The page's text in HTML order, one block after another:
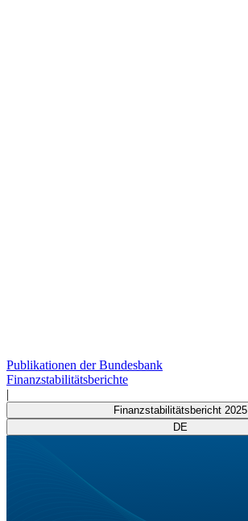
Publikationen der Bundesbank
Finanzstabilitätsberichte
|
Finanzstabilitätsbericht 2025
DE